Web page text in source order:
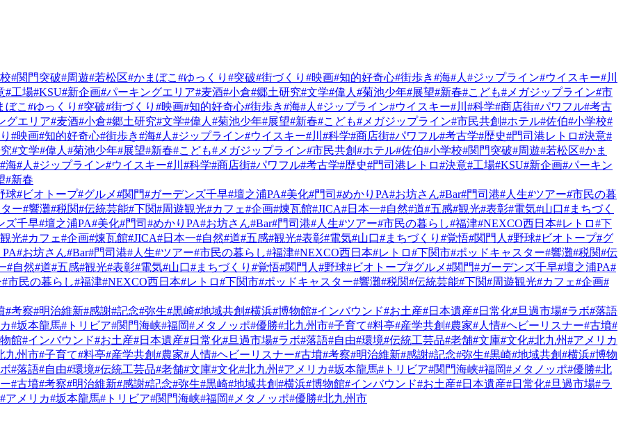
#関門突破#周遊#若松区#かまぼこ #ゆっくり #突破#街づくり #映画#知的好奇心#街歩き#海#人 #ジップライン#ウイスキー#川
#工場#KSU#新企画#パーキングエリア#麦酒#小倉#郷土研究#文学#偉人 #菊池少年#展望#新春#こども#メガジップライン#市
ぼこ #ゆっくり #突破#街づくり #映画#知的好奇心#街歩き#海#人 #ジップライン#ウイスキー#川 #科学#商店街#パワフル#考古
グエリア#麦酒#小倉#郷土研究#文学#偉人 #菊池少年#展望#新春#こども#メガジップライン#市民共創#ホテル#佐伯#小学校#
#映画#知的好奇心#街歩き#海#人 #ジップライン#ウイスキー#川 #科学#商店街#パワフル#考古学#歴史#門司港レトロ#決意#
#文学#偉人 #菊池少年#展望#新春#こども#メガジップライン#市民共創#ホテル#佐伯#小学校#関門突破#周遊#若松区#かま
#海#人 #ジップライン#ウイスキー#川 #科学#商店街#パワフル#考古学#歴史#門司港レトロ#決意#工場#KSU#新企画#パーキン
#新春
球#ビオトープ#グルメ#関門#ガーデンズ千早#壇之浦PA#美化#門司 #めかりPA#お坊さん#Bar#門司港#人生#ツアー#市民の暮
ー#響灘#税関#伝統芸能#下関#周遊観光#カフェ#企画#煉瓦館#JICA#日本一#自然#道#五感#観光#表彰#電気#山口#まちづく
ズ千早#壇之浦PA#美化#門司 #めかりPA#お坊さん#Bar#門司港#人生#ツアー#市民の暮らし#福津#NEXCO西日本#レトロ#下
光#カフェ#企画#煉瓦館#JICA#日本一#自然#道#五感#観光#表彰#電気#山口#まちづくり #覚悟#関門人 #野球#ビオトープ#グ
#お坊さん#Bar#門司港#人生#ツアー#市民の暮らし#福津#NEXCO西日本#レトロ#下関市#ポッドキャスター#響灘#税関#伝
#自然#道#五感#観光#表彰#電気#山口#まちづくり #覚悟#関門人 #野球#ビオトープ#グルメ#関門#ガーデンズ千早#壇之浦PA#
#市民の暮らし#福津#NEXCO西日本#レトロ#下関市#ポッドキャスター#響灘#税関#伝統芸能#下関#周遊観光#カフェ#企画#
#考察#明治維新#感謝#記念#弥生#黒崎#地域共創#横浜#博物館#インバウンド#お土産#日本遺産#日常化#旦過市場#ラボ#落語
#坂本龍馬#トリビア#関門海峡#福岡#メタノッポ#優勝#北九州市#子育て#料亭#産学共創#農家#人情#ヘビーリスナー#古墳#
館#インバウンド#お土産#日本遺産#日常化#旦過市場#ラボ#落語#自由#環境#伝統工芸品#老舗#文庫#文化#北九州#アメリカ
九州市#子育て#料亭#産学共創#農家#人情#ヘビーリスナー#古墳#考察#明治維新#感謝#記念#弥生#黒崎#地域共創#横浜#博物
#落語#自由#環境#伝統工芸品#老舗#文庫#文化#北九州#アメリカ#坂本龍馬#トリビア#関門海峡#福岡#メタノッポ#優勝#北
#古墳#考察#明治維新#感謝#記念#弥生#黒崎#地域共創#横浜#博物館#インバウンド#お土産#日本遺産#日常化#旦過市場#ラ
#アメリカ#坂本龍馬#トリビア#関門海峡#福岡#メタノッポ#優勝#北九州市